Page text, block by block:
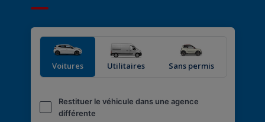
Voitures Utilitaires Sans permis
Restituer le véhicule dans une agence
différente